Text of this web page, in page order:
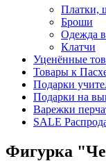
Платки,
Броши
Одежда в
Клатчи
Уценённые
Товары к
Подарки
Подарки на
Варежки
SALE
Фигурка